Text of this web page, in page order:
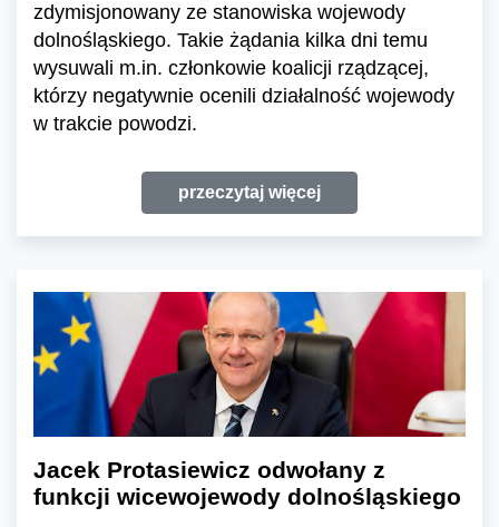
zdymisjonowany ze stanowiska wojewody
dolnośląskiego. Takie żądania kilka dni temu
wysuwali m.in. członkowie koalicji rządzącej,
którzy negatywnie ocenili działalność wojewody
w trakcie powodzi.
przeczytaj więcej
Jacek Protasiewicz odwołany z
funkcji wicewojewody dolnośląskiego